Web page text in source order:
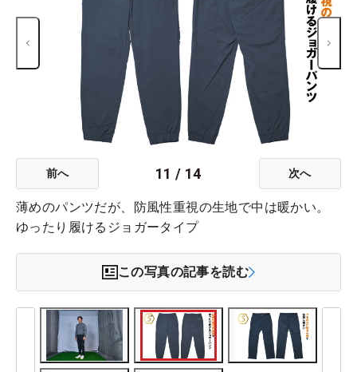
前へ 11 / 14 次へ
薄めのパンツだが、防風性重視の生地で中は暖かい。
ゆったり履けるジョガータイプ
この写真の記事を読む